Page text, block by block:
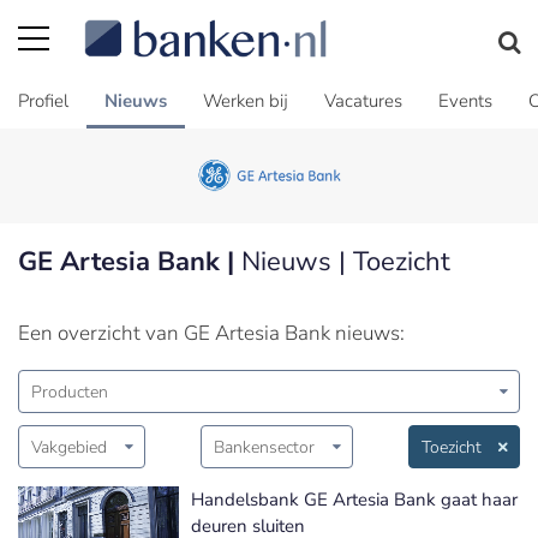
Profiel Nieuws Werken bij Vacatures Events
GE Artesia Bank | Nieuws | Toezicht
Een overzicht van GE Artesia Bank nieuws:
Producten
Vakgebied Bankensector Toezicht
Handelsbank GE Artesia Bank gaat haar
deuren sluiten